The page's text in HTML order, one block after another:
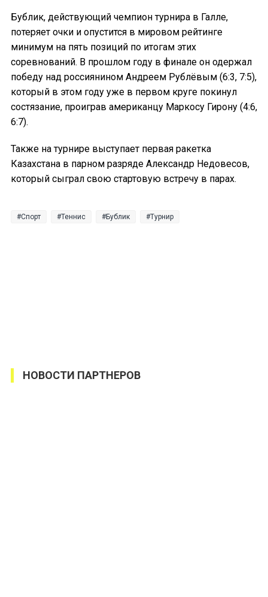
Бублик, действующий чемпион турнира в Галле,
потеряет очки и опустится в мировом рейтинге
минимум на пять позиций по итогам этих
соревнований. В прошлом году в финале он одержал
победу над россиянином Андреем Рублёвым (6:3, 7:5),
который в этом году уже в первом круге покинул
состязание, проиграв американцу Маркосу Гирону (4:6,
6:7).
Также на турнире выступает первая ракетка
Казахстана в парном разряде Александр Недовесов,
который сыграл свою стартовую встречу в парах.
Спорт Теннис Бублик Турнир
НОВОСТИ ПАРТНЕРОВ